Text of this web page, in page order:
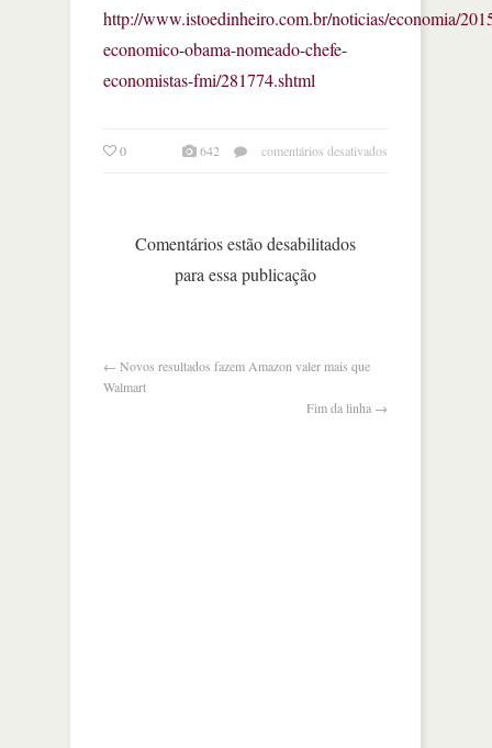
http://www.istoedinheiro.com.br/noticias/economia/
economico-obama-nomeado-chefe-
economistas-fmi/281774.shtml
0 642 comentários desativados
Comentários estão desabilitados
para essa publicação
← Novos resultados fazem Amazon valer mais que
Walmart
Fim da linha →